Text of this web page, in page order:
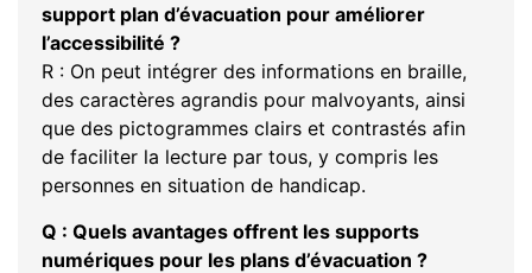
support plan d’évacuation pour améliorer
l’accessibilité ?
R : On peut intégrer des informations en braille,
des caractères agrandis pour malvoyants, ainsi
que des pictogrammes clairs et contrastés afin
de faciliter la lecture par tous, y compris les
personnes en situation de handicap.
Q : Quels avantages offrent les supports
numériques pour les plans d’évacuation ?